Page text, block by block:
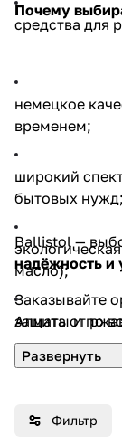
средства для
Почему
немецкое
временем;
широкий
бытовых нужд;
масло);
защита от
подходит для
Ballistol —
надёжность и
Заказывайте
Алматы и по
Фильтр